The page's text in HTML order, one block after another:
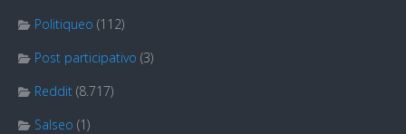
Politiqueo (112)
Post participativo (3)
Reddit (8.717)
Salseo (1)